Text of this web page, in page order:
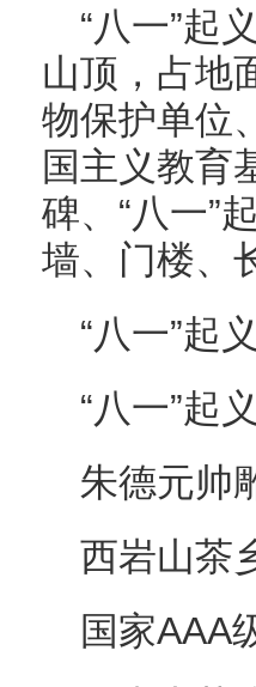
“八一”起
山顶，占地
物保护单位
国主义教育
碑、“八一”
墙、门楼、
“八一”起
“八一”起
朱德元帅
西岩山茶
国家AAA